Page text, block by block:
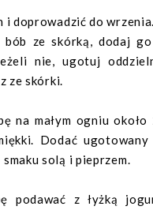
i doprowadzić do
bób ze skórką, dodaj
nie, ugotuj
ze skórki.
na małym ogniu
Dodać
solą i pieprzem.
podawać z łyżką